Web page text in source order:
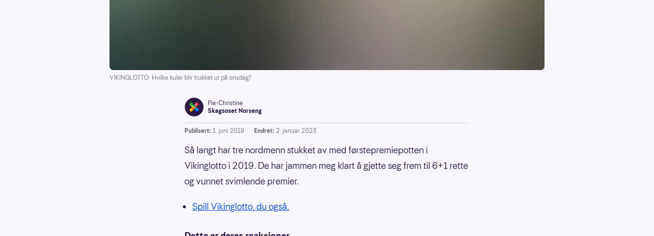
VIKINGLOTTO: Hvilke kuler blir trukket ut på onsdag?
Pie-Christine
Skagsoset Norseng
Publisert: 1. juni 2019 Endret: 2. januar 2023
Så langt har tre nordmenn stukket av med førstepremiepotten i
Vikinglotto i 2019. De har jammen meg klart å gjette seg frem til 6+1 rette
og vunnet svimlende premier.
Spill Vikinglotto, du også.